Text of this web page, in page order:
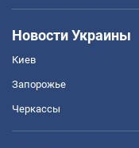
Новости Украины
Киев
Запорожье
Черкассы